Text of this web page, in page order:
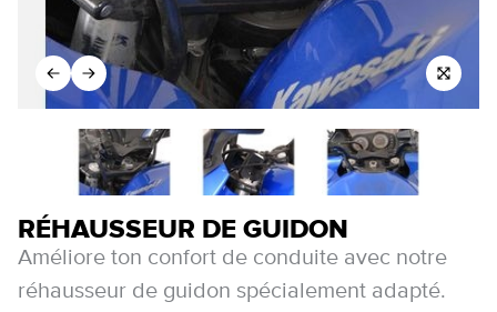
RÉHAUSSEUR DE GUIDON
Améliore ton confort de conduite avec notre
réhausseur de guidon spécialement adapté.